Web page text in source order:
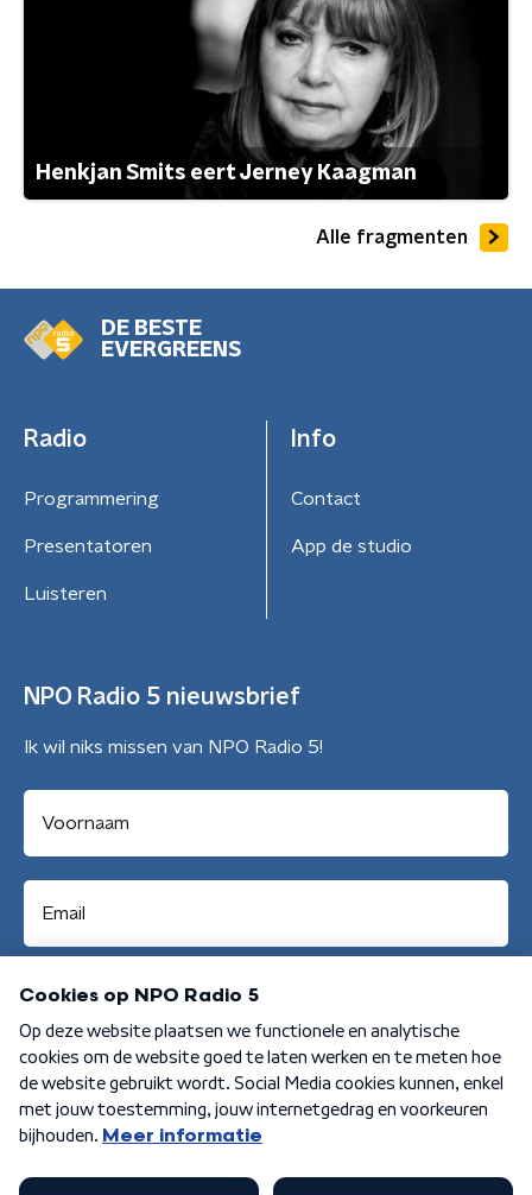
Henkjan Smits eert Jerney Kaagman
Alle fragmenten
DE BESTE
EVERGREENS
Radio
Programmering
Presentatoren
Luisteren
Info
Contact
App de studio
NPO Radio 5 nieuwsbrief
Ik wil niks missen van NPO Radio 5!
Aanmelden
Algemene voorwaarden Privacybeleid